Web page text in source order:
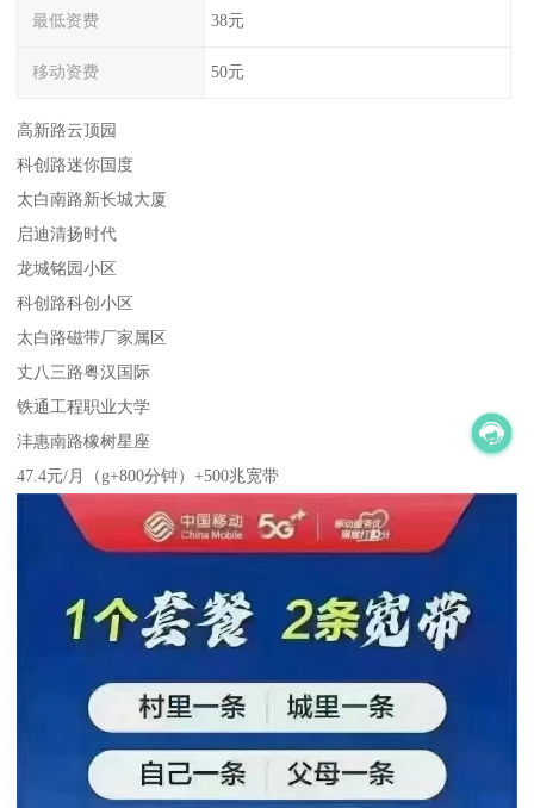
最低资费 38元
移动资费 50元
高新路云顶园
科创路迷你国度
太白南路新长城大厦
启迪清扬时代
龙城铭园小区
科创路科创小区
太白路磁带厂家属区
丈八三路粤汉国际
铁通工程职业大学
沣惠南路橡树星座
47.4元/月（g+800分钟）+500兆宽带